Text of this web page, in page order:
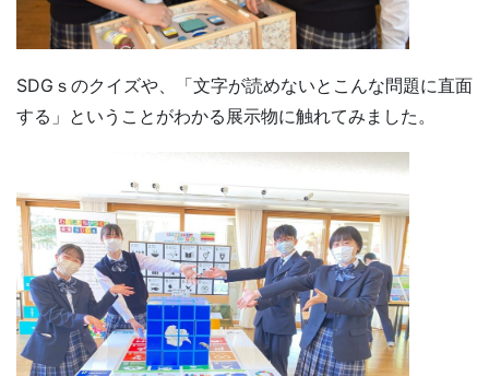
SDGｓのクイズや、「文字が読めないとこんな問題に直面
する」ということがわかる展示物に触れてみました。